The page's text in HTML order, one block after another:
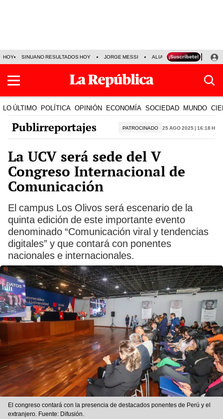
HOY SINUANO RESULTADOS HOY JORGE MESSI ALIANZA LIMA VS SPORT
LO ÚLTIMO POLÍTICA OPINIÓN ECONOMÍA SOCIEDAD MUNDO
Publirreportajes PATROCINADO 25 Ago 2025 | 16:18 h
La UCV será sede del V
Congreso Internacional de
Comunicación
El campus Los Olivos será escenario de la
quinta edición de este importante evento
denominado “Comunicación viral y tendencias
digitales” y que contará con ponentes
nacionales e internacionales.
El congreso contará con la presencia de destacados ponentes de Perú y el
extranjero. Fuente: Difusión.